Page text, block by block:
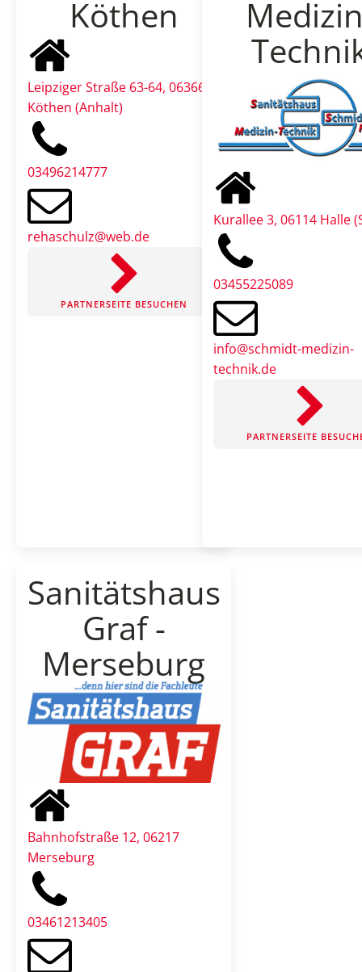
Köthen
Leipziger Straße 63-64, 06366
Köthen (Anhalt)
03496214777
rehaschulz@web.de
PARTNERSEITE BESUCHEN
Kurallee 3, 06114 Halle
03455225089
info@schmidt-medizin-
technik.de
PARTNERSEITE
Sanitätshaus
Graf -
Merseburg
Bahnhofstraße 12, 06217
Merseburg
03461213405